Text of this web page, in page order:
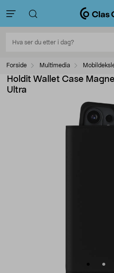
Forside Multimedia
Holdit Wallet Case
Ultra